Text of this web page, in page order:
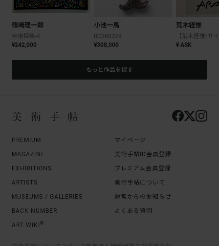
篠崎理一郎
宇宙採集-4
¥242,000
小池一馬
BC260329
¥308,000
荒木経惟
¥ ASK
もっと作品を探す
PREMIUM
MAGAZINE
EXHIBITIONS
ARTISTS
MUSEUMS / GALLERIES
BACK NUMBER
ART WIKI ®
マイページ
美術手帖ID会員登録
プレミアム会員登録
美術手帖について
運営からのお知らせ
よくある質問